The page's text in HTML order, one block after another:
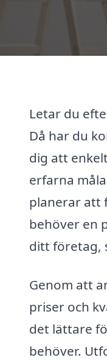
Letar du
Då har du
dig att
erfarna
planerar att
behöver en
ditt företag,
Genom att
priser och
det lättare
behöver.